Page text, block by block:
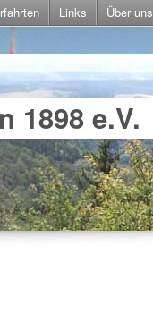
Links Über uns
1898 e.V.